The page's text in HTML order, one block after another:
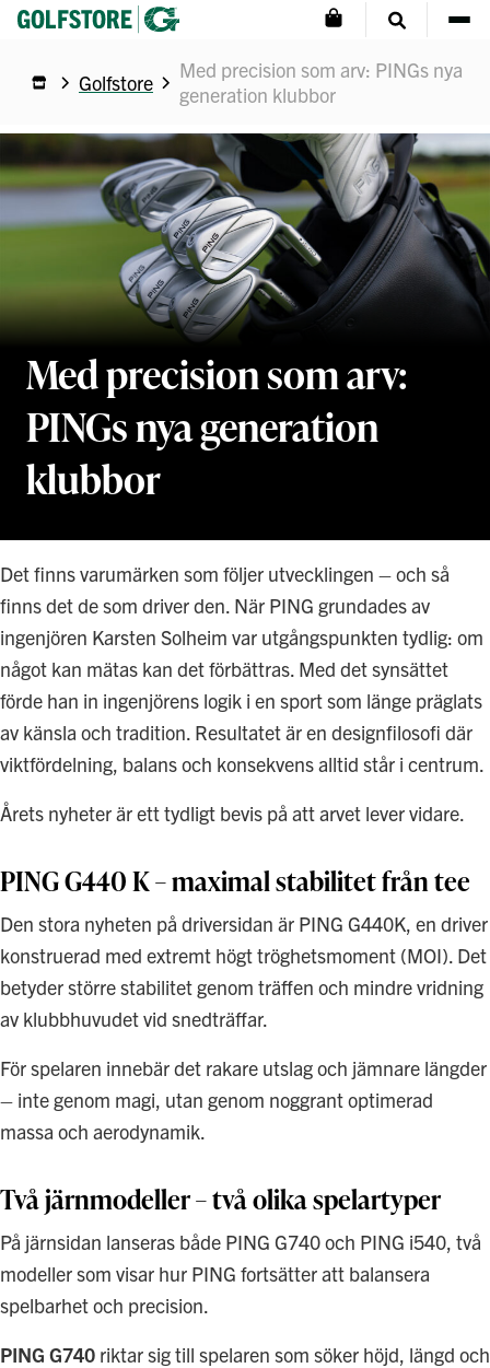
Golfstore
Med precision som arv: PINGs nya
generation klubbor
Med precision som arv:
PINGs nya generation
klubbor
Det finns varumärken som följer utvecklingen – och så
finns det de som driver den. När PING grundades av
ingenjören Karsten Solheim var utgångspunkten tydlig: om
något kan mätas kan det förbättras. Med det synsättet
förde han in ingenjörens logik i en sport som länge präglats
av känsla och tradition. Resultatet är en designfilosofi där
viktfördelning, balans och konsekvens alltid står i centrum.
Årets nyheter är ett tydligt bevis på att arvet lever vidare.
PING G440 K – maximal stabilitet från tee
Den stora nyheten på driversidan är PING G440K, en driver
konstruerad med extremt högt tröghetsmoment (MOI). Det
betyder större stabilitet genom träffen och mindre vridning
av klubbhuvudet vid snedträffar.
För spelaren innebär det rakare utslag och jämnare längder
– inte genom magi, utan genom noggrant optimerad
massa och aerodynamik.
Två järnmodeller – två olika spelartyper
På järnsidan lanseras både PING G740 och PING i540, två
modeller som visar hur PING fortsätter att balansera
spelbarhet och precision.
PING G740 riktar sig till spelaren som söker höjd, längd och